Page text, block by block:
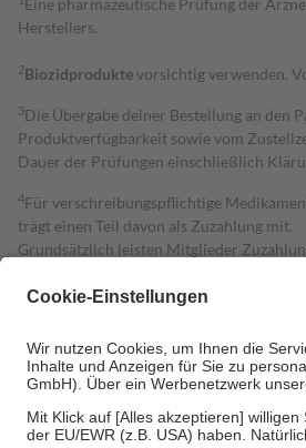
Eine pharmazeutische Prüfung der
Herstellers.
2Biozidproduktevorsichtig verwenden.
3Die Übergabe deiner Bestellung an den
Produktverfügbarkeit sowie vom
Dauer der Prüfungen einschließlich
4Für verschreibungspflichtige
trägt einen Teil davon als Zuzahlung mit.
Grundsätzlich leisten Mitglieder
Diese Regeln gelten grundsätzlich auch
Um das Engagement der Versicherten
• Kindern und Jugendlichen bis zum
• Untersuchungen zur Vorsorge und
• empfohlenen Schutzimpfungen
• Harn- und Blutteststreifen